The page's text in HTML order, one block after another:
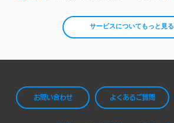
サービスについてもっと見る
お問い合わせ よくあるご質問